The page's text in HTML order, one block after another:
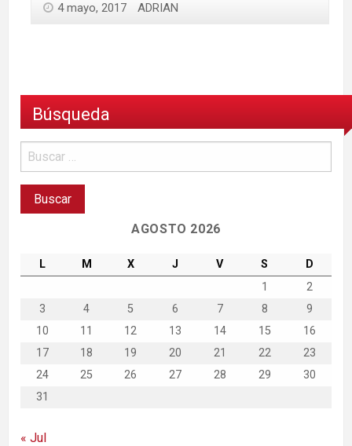
4 mayo, 2017 ADRIAN
Búsqueda
AGOSTO 2026
L M X J V S
D
1
2
3
4 5 6 7 8
9
10
11 12 13 14 15
16
17
18 19 20 21 22
23
24
25 26 27 28 29
30
31
« Jul